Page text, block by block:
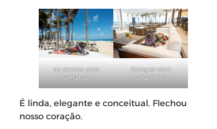
as camas para
tomar sol
lounges com
sofazinhos
É linda, elegante e conceitual. Flechou
nosso coração.